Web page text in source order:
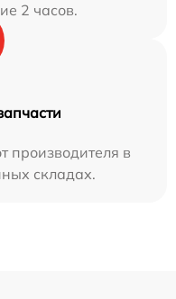
2 часов.
производителя в
складах.